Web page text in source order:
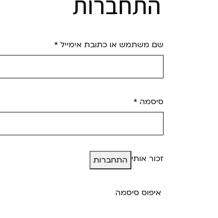
שם משתמש או כתובת אימייל *
סיסמה *
זכור אותי התחברות
איפוס סיסמה